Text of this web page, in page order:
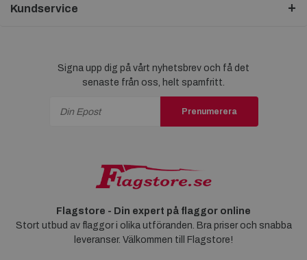
Kundservice
Signa upp dig på vårt nyhetsbrev och få det
senaste från oss, helt spamfritt.
Prenumerera
Flagstore - Din expert på flaggor online
Stort utbud av flaggor i olika utföranden. Bra priser och snabba
leveranser. Välkommen till Flagstore!